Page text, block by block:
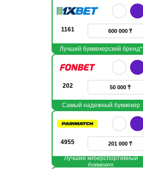
1161 600 000 ₸
Лучший букмекерский бренд*
202 50 000 ₸
Самый надежный букмекер
4955 201 000 ₸
Лучший киберспортивный
букмекер